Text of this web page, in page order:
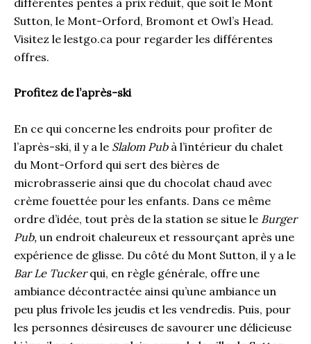
Sutton, le Mont-Orford, Bromont et Owl’s Head.
Visitez le lestgo.ca pour regarder les différentes
offres.
Profitez de l’après-ski
En ce qui concerne les endroits pour profiter de
l’après-ski, il y a le Slalom Pubà l’intérieur du chalet
du Mont-Orford qui sert des bières de
microbrasserie ainsi que du chocolat chaud avec
crème fouettée pour les enfants. Dans ce même
ordre d’idée, tout près de la station se situe le Burger
Pub, un endroit chaleureux et ressourçant après une
expérience de glisse. Du côté du Mont Sutton, il y a le
Bar Le Tuckerqui, en règle générale, offre une
ambiance décontractée ainsi qu’une ambiance un
peu plus frivole les jeudis et les vendredis. Puis, pour
les personnes désireuses de savourer une délicieuse